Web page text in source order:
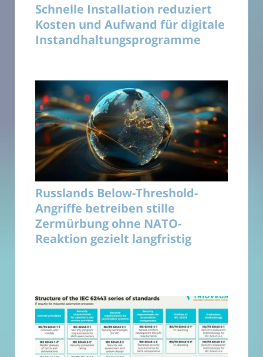
Schnelle Installation reduziert
Kosten und Aufwand für digitale
Instandhaltungsprogramme
Russlands Below-Threshold-
Angriffe betreiben stille
Zermürbung ohne NATO-
Reaktion gezielt langfristig